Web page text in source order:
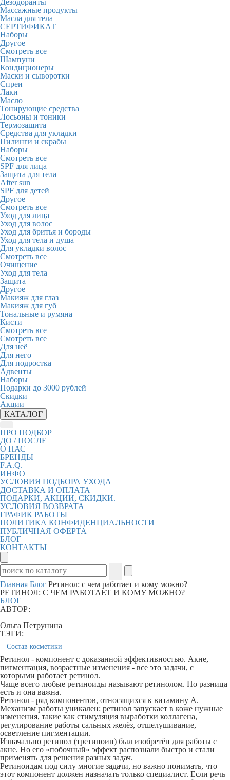
Дезодоранты
Массажные продукты
Масла для тела
СЕРТИФИКАТ
Наборы
Другое
Смотреть все
Шампуни
Кондиционеры
Маски и сыворотки
Спреи
Лаки
Масло
Тонирующие средства
Лосьоны и тоники
Термозащита
Средства для укладки
Пилинги и скрабы
Наборы
Смотреть все
SPF для лица
Защита для тела
After sun
SPF для детей
Другое
Смотреть все
Уход для лица
Уход для волос
Уход для бритья и бороды
Уход для тела и душа
Для укладки волос
Смотреть все
Очищение
Уход для тела
Защита
Другое
Макияж для глаз
Макияж для губ
Тональные и румяна
Кисти
Смотреть все
Смотреть все
Для неё
Для него
Для подростка
Адвенты
Наборы
Подарки до 3000 рублей
Скидки
Акции
КАТАЛОГ
ПРО ПОДБОР
ДО / ПОСЛЕ
О НАС
БРЕНДЫ
F.A.Q.
ИНФО
УСЛОВИЯ ПОДБОРА УХОДА
ДОСТАВКА И ОПЛАТА
ПОДАРКИ, АКЦИИ, СКИДКИ.
УСЛОВИЯ ВОЗВРАТА
ГРАФИК РАБОТЫ
ПОЛИТИКА КОНФИДЕНЦИАЛЬНОСТИ
ПУБЛИЧНАЯ ОФЕРТА
БЛОГ
КОНТАКТЫ
Главная Блог Ретинол: с чем работает и кому можно?
РЕТИНОЛ: С ЧЕМ РАБОТАЕТ И КОМУ МОЖНО?
БЛОГ
АВТОР:
Ольга Петрунина
ТЭГИ:
Состав косметики
Ретинол - компонент с доказанной эффективностью. Акне,
пигментация, возрастные изменения - все это задачи, с
которыми работает ретинол.
Чаще всего любые ретиноиды называют ретинолом. Но разница
есть и она важна.
Ретинол - ряд компонентов, относящихся к витамину А.
Механизм работы уникален: ретинол запускает в коже нужные
изменения, такие как стимуляция выработки коллагена,
регулирование работы сальных желёз, отшелушивание,
осветление пигментации.
Изначально ретинол (третиноин) был изобретён для работы с
акне. Но его «побочный» эффект распознали быстро и стали
применять для решения разных задач.
Ретиноидам под силу многие задачи, но важно понимать, что
этот компонент должен назначать только специалист. Если речь